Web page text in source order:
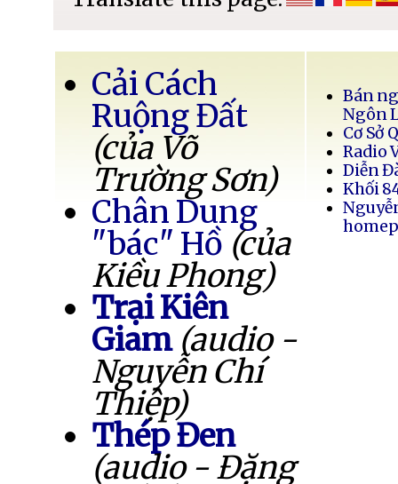
Cải Cách
Ruộng Đất
(của Võ
Trường Sơn)
Chân Dung
"bác" Hồ (của
Kiều Phong)
Trại Kiên
Giam (audio -
Nguyễn Chí
Thiệp)
Thép Đen
(audio - Đặng
Bán
Ngôn
Cơ Sở
Radio
Diễn
Khối